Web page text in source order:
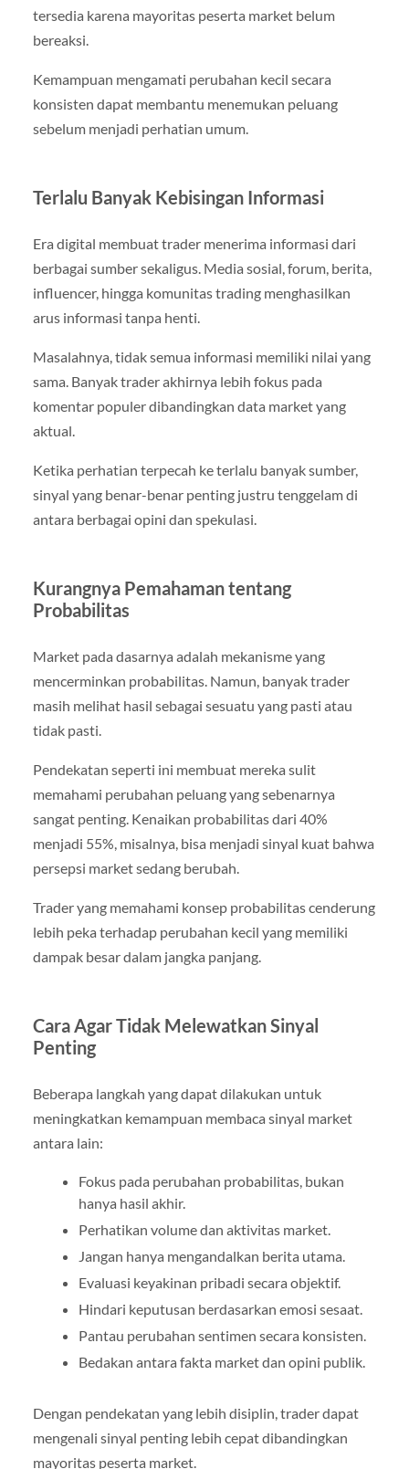
tersedia karena mayoritas peserta market belum
bereaksi.
Kemampuan mengamati perubahan kecil secara
konsisten dapat membantu menemukan peluang
sebelum menjadi perhatian umum.
Terlalu Banyak Kebisingan Informasi
Era digital membuat trader menerima informasi dari
berbagai sumber sekaligus. Media sosial, forum, berita,
influencer, hingga komunitas trading menghasilkan
arus informasi tanpa henti.
Masalahnya, tidak semua informasi memiliki nilai yang
sama. Banyak trader akhirnya lebih fokus pada
komentar populer dibandingkan data market yang
aktual.
Ketika perhatian terpecah ke terlalu banyak sumber,
sinyal yang benar-benar penting justru tenggelam di
antara berbagai opini dan spekulasi.
Kurangnya Pemahaman tentang
Probabilitas
Market pada dasarnya adalah mekanisme yang
mencerminkan probabilitas. Namun, banyak trader
masih melihat hasil sebagai sesuatu yang pasti atau
tidak pasti.
Pendekatan seperti ini membuat mereka sulit
memahami perubahan peluang yang sebenarnya
sangat penting. Kenaikan probabilitas dari 40%
menjadi 55%, misalnya, bisa menjadi sinyal kuat bahwa
persepsi market sedang berubah.
Trader yang memahami konsep probabilitas cenderung
lebih peka terhadap perubahan kecil yang memiliki
dampak besar dalam jangka panjang.
Cara Agar Tidak Melewatkan Sinyal
Penting
Beberapa langkah yang dapat dilakukan untuk
meningkatkan kemampuan membaca sinyal market
antara lain:
Fokus pada perubahan probabilitas, bukan
hanya hasil akhir.
Perhatikan volume dan aktivitas market.
Jangan hanya mengandalkan berita utama.
Evaluasi keyakinan pribadi secara objektif.
Hindari keputusan berdasarkan emosi sesaat.
Pantau perubahan sentimen secara konsisten.
Bedakan antara fakta market dan opini publik.
Dengan pendekatan yang lebih disiplin, trader dapat
mengenali sinyal penting lebih cepat dibandingkan
mayoritas peserta market.